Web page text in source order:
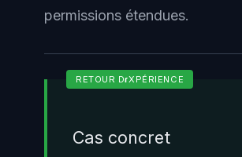
permissions étendues.
Cas concret